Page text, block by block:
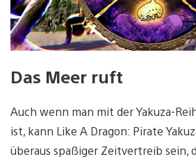
Das Meer ruft
Auch wenn man mit der Yakuza-
ist, kann Like A Dragon: Pirate
überaus spaßiger Zeitvertreib sein,